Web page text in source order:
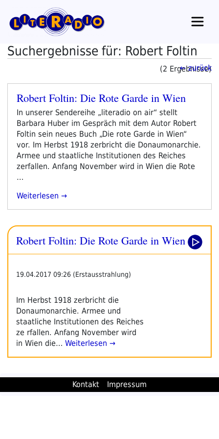
Inhalt
springen
Suchergebnisse für: Robert Foltin
(2 Ergebnisse)
← zurück
Veröffentlicht
Robert Foltin: Die Rote Garde in Wien
In unserer Sendereihe „literadio on air“ stellt
Barbara Huber im Gespräch mit dem Autor Robert
Foltin sein neues Buch „Die rote Garde in Wien“
vor. Im Herbst 1918 zerbricht die Donaumonarchie.
Armee und staatliche Institutionen des Reiches
zerfallen. Anfang November wird in Wien die Rote
…
„Robert
Rote
Garde
Weiterlesen
Robert Foltin: Die Rote Garde in Wien
19.04.2017 09:26 (Erstausstrahlung)
Im Herbst 1918 zerbricht die
Donaumonarchie. Armee und
staatliche Institutionen des Reiches
ze rfallen. Anfang November wird
in Wien die… Weiterlesen →
Kontakt Impressum